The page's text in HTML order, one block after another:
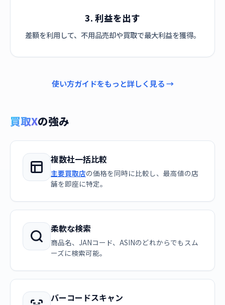
3. 利益を出す
差額を利用して、不用品売却や買取で最大利益を獲得。
使い方ガイドをもっと詳しく見る →
買取Xの強み
複数社一括比較
主要買取店の価格を同時に比較し、最高値の店
舗を即座に特定。
柔軟な検索
商品名、JANコード、ASINのどれからでもスム
ーズに検索可能。
バーコードスキャン